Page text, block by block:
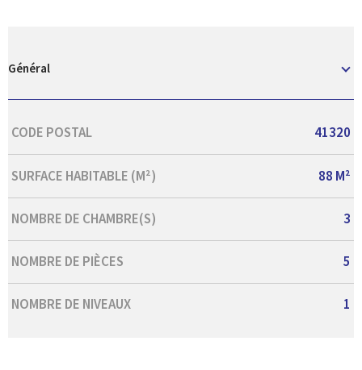
Général
Caractérisque Valeurs
CODE POSTAL 41320
SURFACE HABITABLE (M²) 88 M²
NOMBRE DE CHAMBRE(S) 3
NOMBRE DE PIÈCES 5
NOMBRE DE NIVEAUX 1